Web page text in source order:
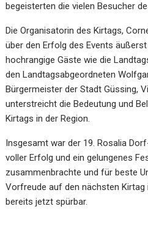
begeisterten die vielen Besucher
Die Organisatorin des Kirtags,
über den Erfolg des Events
hochrangige Gäste wie die
den Landtagsabgeordneten
Bürgermeister der Stadt Güssing,
unterstreicht die Bedeutung und
Kirtags in der Region.
Insgesamt war der 19. Rosalia
voller Erfolg und ein gelungenes
zusammenbrachte und für beste
Vorfreude auf den nächsten
bereits jetzt spürbar.